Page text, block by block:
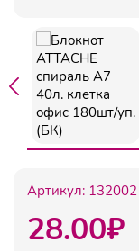
Артикул: 132002
28.00₽